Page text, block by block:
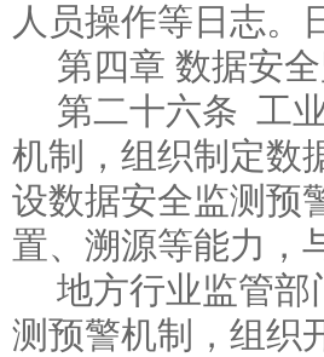
人员操作等日志。
第四章 数据安
第二十六条 工
机制，组织制定数
设数据安全监测预
置、溯源等能力，
地方行业监管
测预警机制，组织